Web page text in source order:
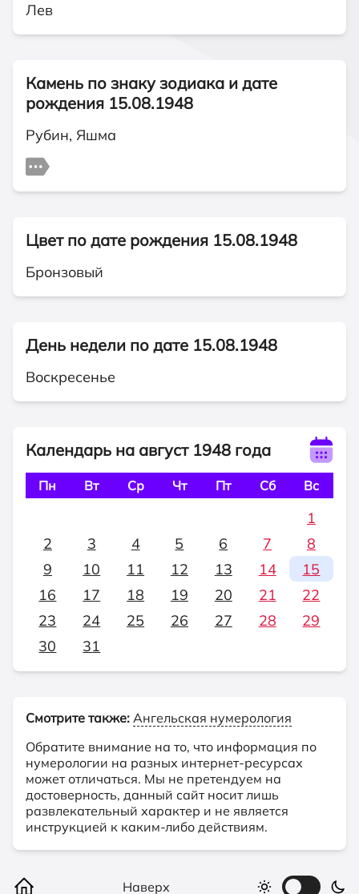
Лев
Камень по знаку зодиака и дате
рождения 15.08.1948
Рубин, Яшма
Цвет по дате рождения 15.08.1948
Бронзовый
День недели по дате 15.08.1948
Воскресенье
Календарь на август 1948 года
Пн Вт Ср Чт Пт Сб Вс
1
2
3 4 5 6 7
8
9
10 11 12 13 14
15
16
17 18 19 20 21
22
23
24 25 26 27 28
29
30
31
Смотрите также: Ангельская нумерология
Обратите внимание на то, что информация по
нумерологии на разных интернет-ресурсах
может отличаться. Мы не претендуем на
достоверность, данный сайт носит лишь
развлекательный характер и не является
инструкцией к каким-либо действиям.
Наверх